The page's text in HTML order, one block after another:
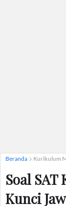
Beranda Kurikulum
Soal SAT
Kunci